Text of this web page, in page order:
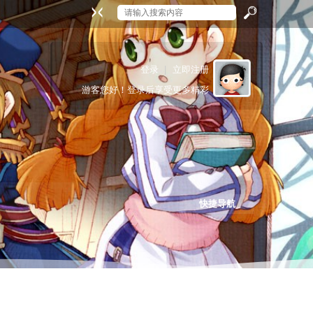
索
登录
立即注册
游客您好！登录后享受更多精彩
快捷导航